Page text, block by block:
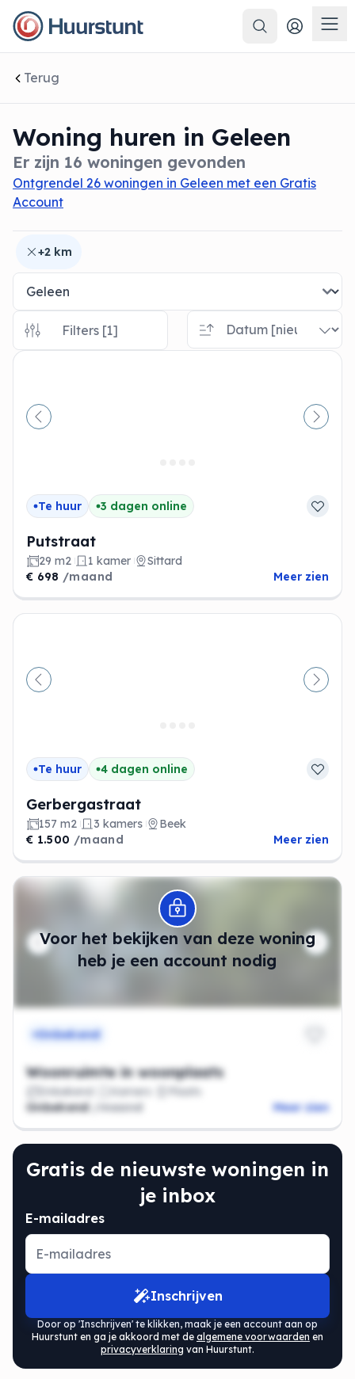
Zoeken
Terug
Woning huren in Geleen
Er zijn 16 woningen gevonden
Ontgrendel 26 woningen in Geleen met een Gratis
Account
sluiten
+2 km
Filters [1]
Vorige
Te huur 3 dagen online
Putstraat
29 m2 1 kamer
Sittard
€ 698 /maand Meer zien
Vorige
Te huur 4 dagen online
Gerbergastraat
157 m2 3 kamers
Beek
€ 1.500 /maand Meer zien
Voor het bekijken van deze woning
heb je een account nodig
Modal openen
Onbekend
Woonruimte in woonplaats
Onbekend Kamers
Plaats
Onbekend
/maand Meer zien
Gratis de nieuwste woningen in
je inbox
E-mailadres
Inschrijven
Door op 'Inschrijven' te klikken, maak je een account aan op
Huurstunt en ga je akkoord met de algemene voorwaarden en
privacyverklaring van Huurstunt.